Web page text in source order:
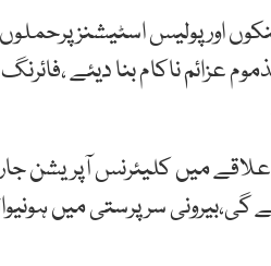
اور پولیس اسٹیشنز
عزائم ناکام بنا دیئے
میں کلیئرنس آپریشن
سرپرستی میں